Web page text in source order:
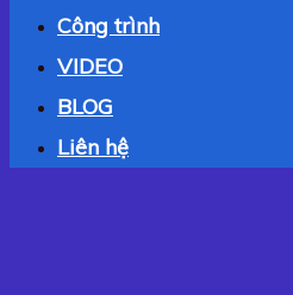
Công trình
VIDEO
BLOG
Liên hệ